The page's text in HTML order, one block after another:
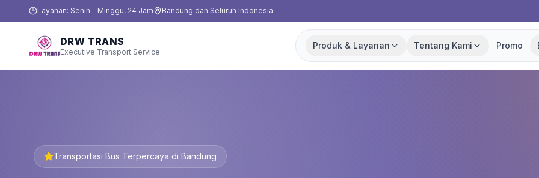
Layanan: Senin - Minggu, 24 Jam Bandung dan Seluruh Indonesia
DRW TRANS
Executive Transport Service
Produk & Layanan Tentang Kami Promo
Transportasi Bus Terpercaya di Bandung